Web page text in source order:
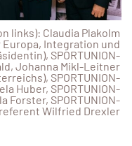
links): Claudia Plakolm
Integration und
SPORTUNION-
Johanna Mikl-Leitner
SPORTUNION-
Huber, SPORTUNION-
Forster, SPORTUNION-
Wilfried Drexler